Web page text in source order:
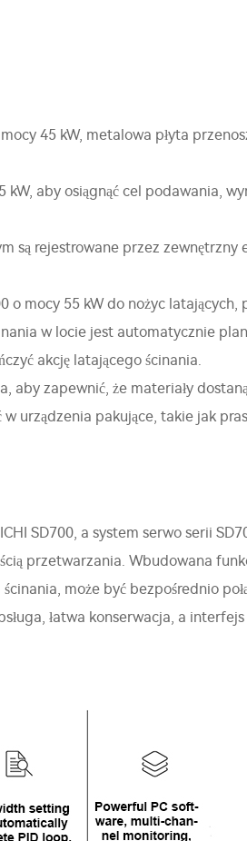
45 kW, metalowa płyta
aby osiągnąć cel podawania,
są rejestrowane przez zewnętrzny
mocy 55 kW do nożyc latających,
w locie jest automatycznie
akcję latającego ścinania.
aby zapewnić, że materiały
urządzenia pakujące, takie jak
SD700, a system serwo serii
przetwarzania. Wbudowana
może być bezpośrednio
łatwa konserwacja, a